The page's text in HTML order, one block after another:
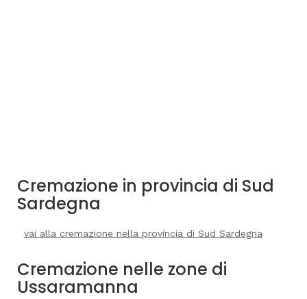
Cremazione in provincia di Sud
Sardegna
vai alla cremazione nella provincia di Sud Sardegna
Cremazione nelle zone di
Ussaramanna